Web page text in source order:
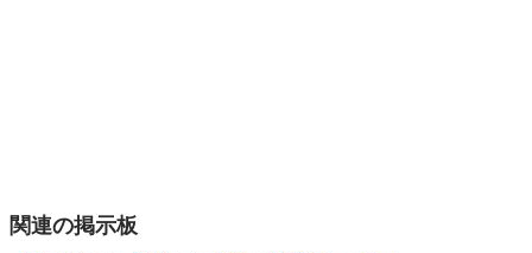
関連の掲示板